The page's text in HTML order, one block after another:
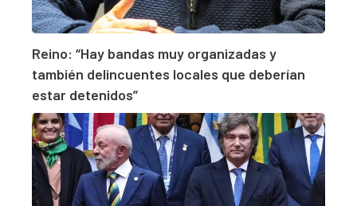
Reino: “Hay bandas muy organizadas y
también delincuentes locales que deberían
estar detenidos”